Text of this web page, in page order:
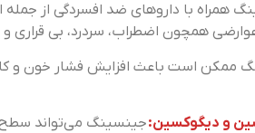
با داروهای ضد افسردگی از جمله
همچون اضطراب، سردرد، بی قراری و
ممکن است باعث افزایش فشار خون و
و دیگوکسین:جینسینگ می‌تواند سطح